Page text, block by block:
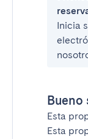
Inicia
Bueno
Esta
Esta